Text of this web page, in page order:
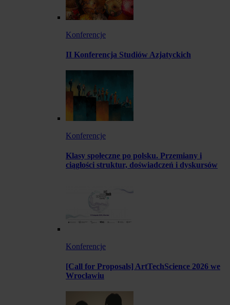
Konferencje
II Konferencja Studiów Azjatyckich
Konferencje
Klasy społeczne po polsku. Przemiany i
ciągłości struktur, doświadczeń i dyskursów
Konferencje
[Call for Proposals] ArtTechScience 2026 we
Wrocławiu